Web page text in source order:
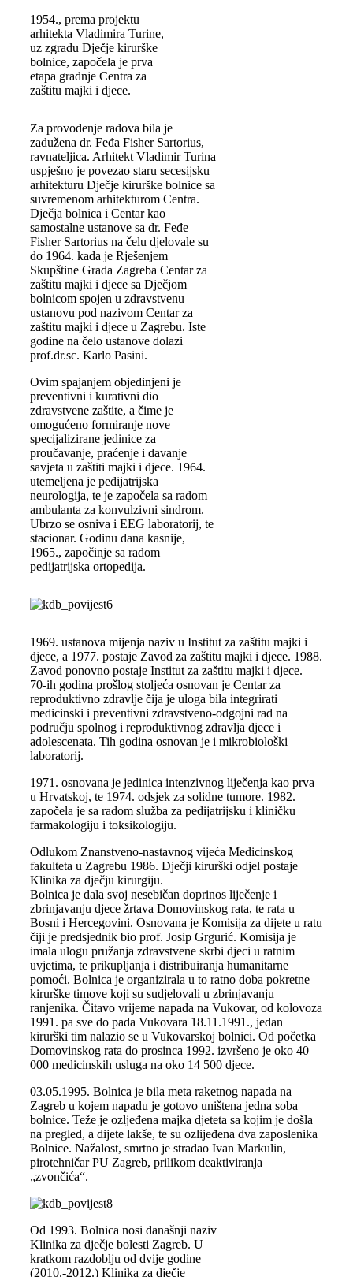
1954., prema projektu
arhitekta Vladimira Turine,
uz zgradu Dječje kirurške
bolnice, započela je prva
etapa gradnje Centra za
zaštitu majki i djece.
Za provođenje radova bila je
zadužena dr. Feđa Fisher Sartorius,
ravnateljica. Arhitekt Vladimir Turina
uspješno je povezao staru secesijsku
arhitekturu Dječje kirurške bolnice sa
suvremenom arhitekturom Centra.
Dječja bolnica i Centar kao
samostalne ustanove sa dr. Feđe
Fisher Sartorius na čelu djelovale su
do 1964. kada je Rješenjem
Skupštine Grada Zagreba Centar za
zaštitu majki i djece sa Dječjom
bolnicom spojen u zdravstvenu
ustanovu pod nazivom Centar za
zaštitu majki i djece u Zagrebu. Iste
godine na čelo ustanove dolazi
prof.dr.sc. Karlo Pasini.
Ovim spajanjem objedinjeni je
preventivni i kurativni dio
zdravstvene zaštite, a čime je
omogućeno formiranje nove
specijalizirane jedinice za
proučavanje, praćenje i davanje
savjeta u zaštiti majki i djece. 1964.
utemeljena je pedijatrijska
neurologija, te je započela sa radom
ambulanta za konvulzivni sindrom.
Ubrzo se osniva i EEG laboratorij, te
stacionar. Godinu dana kasnije,
1965., započinje sa radom
pedijatrijska ortopedija.
1969. ustanova mijenja naziv u Institut za zaštitu majki i
djece, a 1977. postaje Zavod za zaštitu majki i djece. 1988.
Zavod ponovno postaje Institut za zaštitu majki i djece.
70-ih godina prošlog stoljeća osnovan je Centar za
reproduktivno zdravlje čija je uloga bila integrirati
medicinski i preventivni zdravstveno-odgojni rad na
području spolnog i reproduktivnog zdravlja djece i
adolescenata. Tih godina osnovan je i mikrobiološki
laboratorij.
1971. osnovana je jedinica intenzivnog liječenja kao prva
u Hrvatskoj, te 1974. odsjek za solidne tumore. 1982.
započela je sa radom služba za pedijatrijsku i kliničku
farmakologiju i toksikologiju.
Odlukom Znanstveno-nastavnog vijeća Medicinskog
fakulteta u Zagrebu 1986. Dječji kirurški odjel postaje
Klinika za dječju kirurgiju.
Bolnica je dala svoj nesebičan doprinos liječenje i
zbrinjavanju djece žrtava Domovinskog rata, te rata u
Bosni i Hercegovini. Osnovana je Komisija za dijete u ratu
čiji je predsjednik bio prof. Josip Grgurić. Komisija je
imala ulogu pružanja zdravstvene skrbi djeci u ratnim
uvjetima, te prikupljanja i distribuiranja humanitarne
pomoći. Bolnica je organizirala u to ratno doba pokretne
kirurške timove koji su sudjelovali u zbrinjavanju
ranjenika. Čitavo vrijeme napada na Vukovar, od kolovoza
1991. pa sve do pada Vukovara 18.11.1991., jedan
kirurški tim nalazio se u Vukovarskoj bolnici. Od početka
Domovinskog rata do prosinca 1992. izvršeno je oko 40
000 medicinskih usluga na oko 14 500 djece.
03.05.1995. Bolnica je bila meta raketnog napada na
Zagreb u kojem napadu je gotovo uništena jedna soba
bolnice. Teže je ozljeđena majka djeteta sa kojim je došla
na pregled, a dijete lakše, te su ozlijeđena dva zaposlenika
Bolnice. Nažalost, smrtno je stradao Ivan Markulin,
pirotehničar PU Zagreb, prilikom deaktiviranja
„zvončića“.
Od 1993. Bolnica nosi današnji naziv
Klinika za dječje bolesti Zagreb. U
kratkom razdoblju od dvije godine
(2010.-2012.) Klinika za dječje